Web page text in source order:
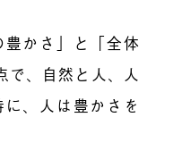
かさ」と「全体
で、自然と人、人
、人は豊かさを